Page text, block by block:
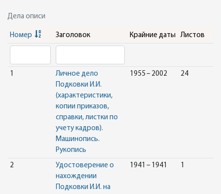
Дела описи
Номер Заголовок Крайние даты Листов
1
Личное дело
Подковки И.И.
(характеристики,
копии приказов,
справки, листки по
учету кадров).
Машинопись.
Рукопись
1955 – 2002 24
2
Удостоверение о
нахождении
Подковки И.И. на
1941 – 1941 1